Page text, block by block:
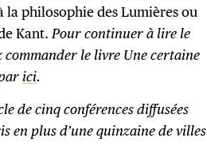
la philosophie des Lumières ou
Kant.Pour continuer à lire le
commander le livre Une certaine
ici.
de cinq conférences diffusées
en plus d’une quinzaine de villes